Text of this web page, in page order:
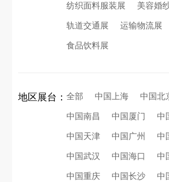
纺织面料服装展 美容婚
轨道交通展 运输物流展
食品饮料展
地区展台： 全部 中国上海 中国北
中国南昌 中国厦门 中
中国天津 中国广州 中
中国武汉 中国海口 中
中国重庆 中国长沙 中